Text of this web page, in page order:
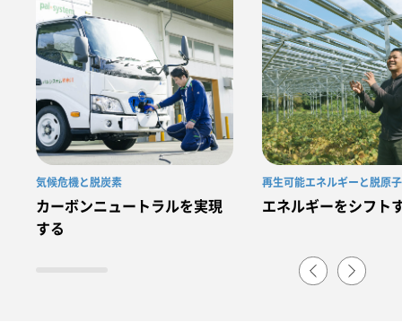
気候危機と脱炭素
カーボンニュートラルを実現
する
再生可能エネルギーと脱原
エネルギーをシフト